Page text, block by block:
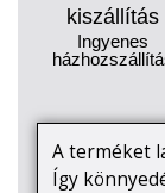
kiszállítás
Ingyenes
A terméket
Így